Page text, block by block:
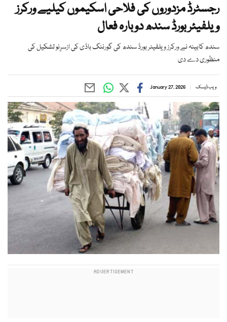
رجسٹرڈ مزدوروں کی فلاحی اسکیموں کیلیے ورکرز
ویلفیئر بورڈ سندھ دوبارہ فعال
سندھ کابینہ نے ورکرز ویلفیئر بورڈ سندھ کی گورننگ باڈی کی ازسرِنو تشکیل کی
منظوری دے دی
ویب ڈیسک January 27, 2026